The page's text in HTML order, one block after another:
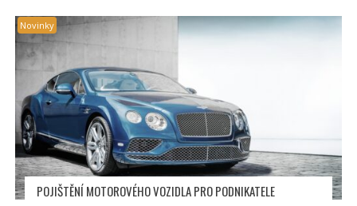
Novinky
POJIŠTĚNÍ MOTOROVÉHO VOZIDLA PRO PODNIKATELE